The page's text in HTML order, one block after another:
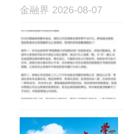
金融界 2026-08-07